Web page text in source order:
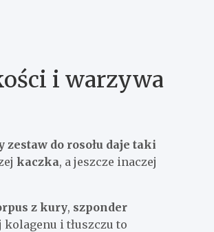
i warzywa
zestaw do rosołu daje taki
kaczka, a jeszcze inaczej
z kury, szponder
i tłuszczu to